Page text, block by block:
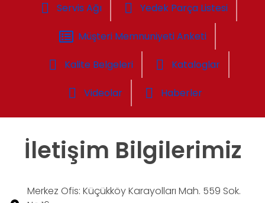
Servis Ağı Yedek Parça Listesi
Müşteri Memnuniyeti Anketi
Kalite Belgeleri Kataloglar
Videolar Haberler
İletişim Bilgilerimiz
Merkez Ofis: Küçükköy Karayolları Mah. 559 Sok.